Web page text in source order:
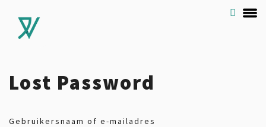
Lost Password
Gebruikersnaam of e-mailadres